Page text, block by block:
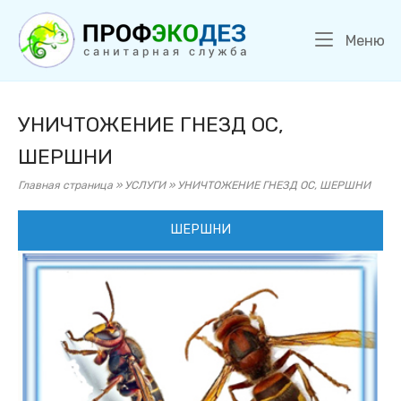
Перейти
содержанию
Главная
Меню
УНИЧТОЖЕНИЕ ГНЕЗД ОС,
ШЕРШНИ
Главная страница » УСЛУГИ» УНИЧТОЖЕНИЕ ГНЕЗД ОС, ШЕРШНИ
ШЕРШНИ